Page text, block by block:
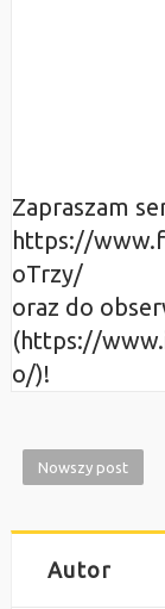
Zapraszam
https://
oTrzy/
oraz do
(https://
o/)!
Nowszy post
Autor